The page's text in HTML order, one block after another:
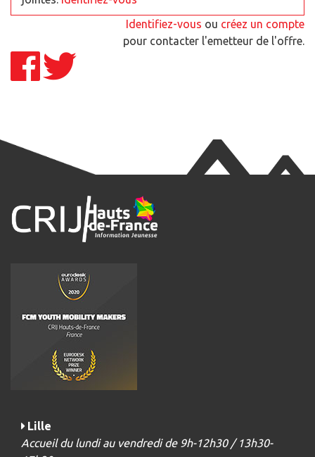
Identifiez-vous ou créez un compte
pour contacter l'emetteur de l'offre.
Lille
Accueil du lundi au vendredi de 9h-12h30 / 13h30-